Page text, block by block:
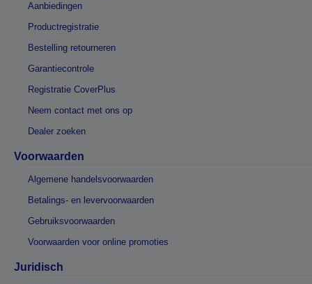
Aanbiedingen
Productregistratie
Bestelling retourneren
Garantiecontrole
Registratie CoverPlus
Neem contact met ons op
Dealer zoeken
Voorwaarden
Algemene handelsvoorwaarden
Betalings- en levervoorwaarden
Gebruiksvoorwaarden
Voorwaarden voor online promoties
Juridisch